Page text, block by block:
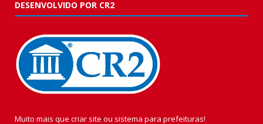
DESENVOLVIDO POR CR2
Muito mais que criar site ou sistema para prefeituras!